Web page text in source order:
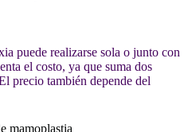
puede realizarse sola o junto con
el costo, ya que suma dos
precio también depende del
mamoplastia